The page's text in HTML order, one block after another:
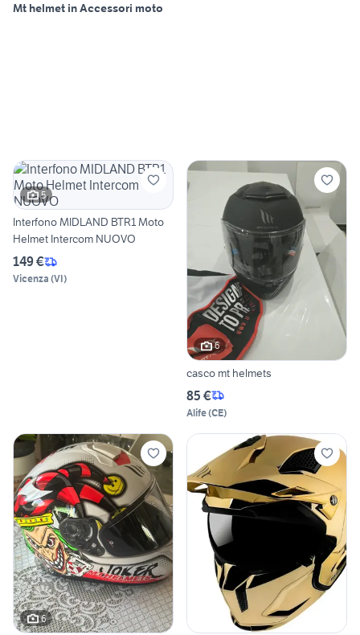
Mt helmet in Accessori moto
5
Interfono MIDLAND BTR1 Moto
Helmet Intercom NUOVO
149 €
Vicenza (VI)
6
casco mt helmets
85 €
Alife(CE)
6